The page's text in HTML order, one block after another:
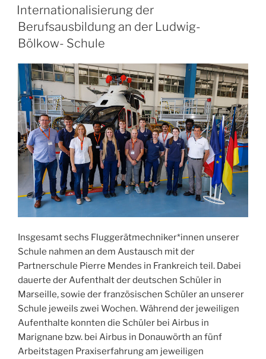
zwei
CFK-
High-
Tech-
Betriebe
in
Wallerstein
AM
Internationalisierung der
Berufsausbildung an der Ludwig-
Bölkow- Schule
Insgesamt sechs Fluggerätmechniker*innen unserer
Schule nahmen an dem Austausch mit der
Partnerschule Pierre Mendes in Frankreich teil. Dabei
dauerte der Aufenthalt der deutschen Schüler in
Marseille, sowie der französischen Schüler an unserer
Schule jeweils zwei Wochen. Während der jeweiligen
Aufenthalte konnten die Schüler bei Airbus in
Marignane bzw. bei Airbus in Donauwörth an fünf
Arbeitstagen Praxiserfahrung am jeweiligen